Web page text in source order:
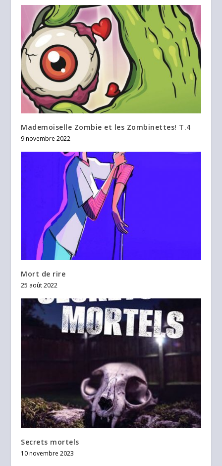
Mademoiselle Zombie et les Zombinettes! T.4
9 novembre 2022
Mort de rire
25 août 2022
Secrets mortels
10 novembre 2023